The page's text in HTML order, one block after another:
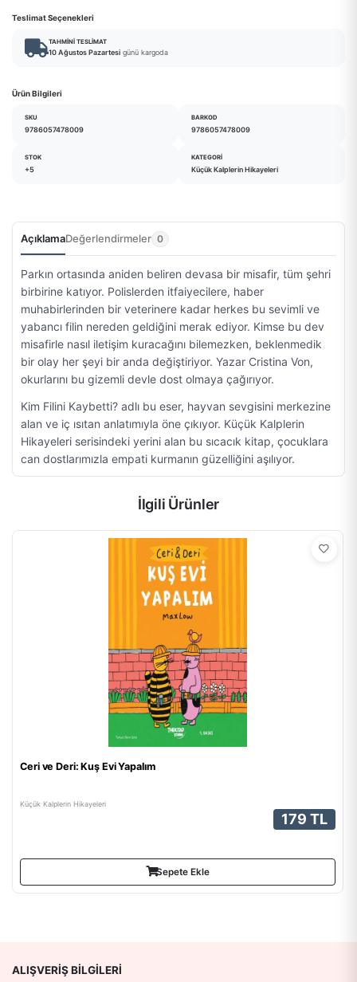
Teslimat Seçenekleri
TAHMINI TESLIMAT
10 Ağustos Pazartesi günü kargoda
Ürün Bilgileri
SKU
9786057478009
BARKOD
9786057478009
STOK
+5
KATEGORI
Küçük Kalplerin Hikayeleri
AçıklamaDeğerlendirmeler 0
Parkın ortasında aniden beliren devasa bir misafir, tüm şehri
birbirine katıyor. Polislerden itfaiyecilere, haber
muhabirlerinden bir veterinere kadar herkes bu sevimli ve
yabancı filin nereden geldiğini merak ediyor. Kimse bu dev
misafirle nasıl iletişim kuracağını bilemezken, beklenmedik
bir olay her şeyi bir anda değiştiriyor. Yazar Cristina Von,
okurlarını bu gizemli devle dost olmaya çağırıyor.
Kim Filini Kaybetti? adlı bu eser, hayvan sevgisini merkezine
alan ve iç ısıtan anlatımıyla öne çıkıyor. Küçük Kalplerin
Hikayeleri serisindeki yerini alan bu sıcacık kitap, çocuklara
can dostlarımızla empati kurmanın güzelliğini aşılıyor.
İlgili Ürünler
Ceri ve Deri: Kuş Evi Yapalım
Küçük Kalplerin Hikayeleri
179 TL
Sepete Ekle
ALIŞVERIŞ BILGILERI